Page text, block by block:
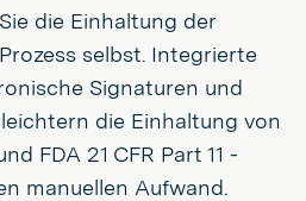
die Einhaltung der
selbst. Integrierte
Signaturen und
die Einhaltung von
FDA 21 CFR Part 11 -
manuellen Aufwand.